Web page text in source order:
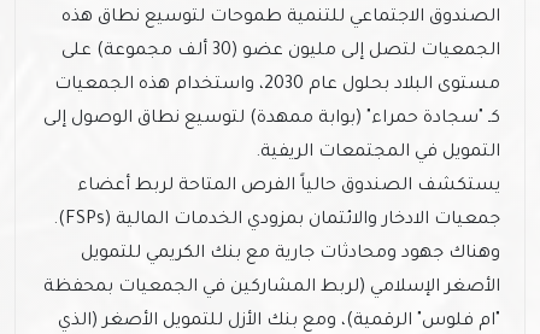
الصندوق الاجتماعي للتنمية طموحات لتوسيع نطاق هذه
الجمعيات لتصل إلى مليون عضو (30 ألف مجموعة) على
مستوى البلاد بحلول عام 2030، واستخدام هذه الجمعيات
كـ "سجادة حمراء" (بوابة ممهدة) لتوسيع نطاق الوصول إلى
التمويل في المجتمعات الريفية.
يستكشف الصندوق حالياً الفرص المتاحة لربط أعضاء
جمعيات الادخار والائتمان بمزودي الخدمات المالية (FSPs).
وهناك جهود ومحادثات جارية مع بنك الكريمي للتمويل
الأصغر الإسلامي (لربط المشاركين في الجمعيات بمحفظة
"ام فلوس" الرقمية)، ومع بنك الأزل للتمويل الأصغر (الذي